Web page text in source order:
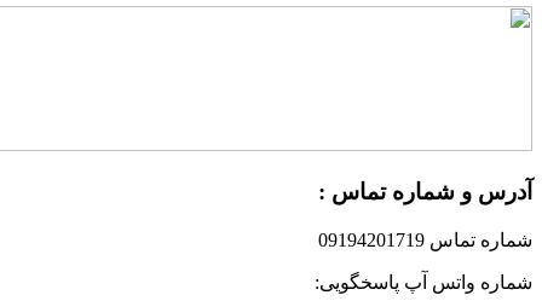
و شماره تماس :
تماس 09194201719
واتس آپ پاسخگویی: